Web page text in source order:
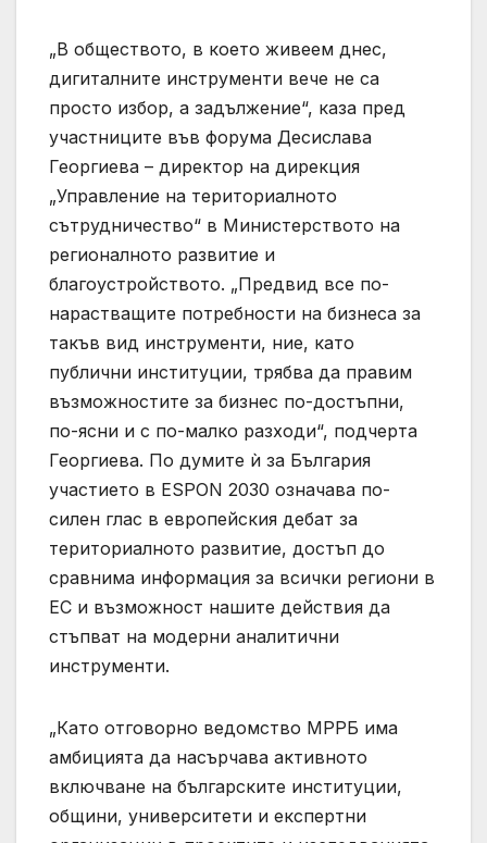
„В обществото, в което живеем днес,
дигиталните инструменти вече не са
просто избор, а задължение“, каза пред
участниците във форума Десислава
Георгиева – директор на дирекция
„Управление на териториалното
сътрудничество“ в Министерството на
регионалното развитие и
благоустройството. „Предвид все по-
нарастващите потребности на бизнеса за
такъв вид инструменти, ние, като
публични институции, трябва да правим
възможностите за бизнес по-достъпни,
по-ясни и с по-малко разходи“, подчерта
Георгиева. По думите ѝ за България
участието в ESPON 2030 означава по-
силен глас в европейския дебат за
териториалното развитие, достъп до
сравнима информация за всички региони в
ЕС и възможност нашите действия да
стъпват на модерни аналитични
инструменти.
„Като отговорно ведомство МРРБ има
амбицията да насърчава активното
включване на българските институции,
общини, университети и експертни